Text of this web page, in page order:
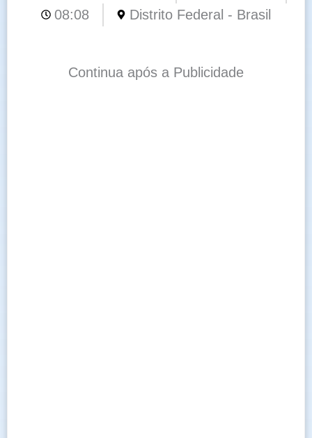
08:08
Distrito Federal - Brasil
Continua após a Publicidade